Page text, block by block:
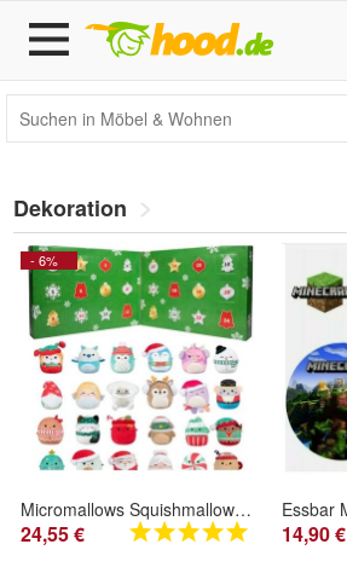
Dekoration
- 6%
Micromallows Squishmallows 24-Tage-Adventskalender PVC
24,55 € 14,90 €